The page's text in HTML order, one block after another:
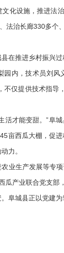
设施，推进法治
法治长廊330多个
推进乡村振兴过
，技术员刘风
不仅提供技术指
才能变甜。”阜城
亩西瓜大棚，促
力。
生产发展等专项
产业联合党支部
城县正以党建为